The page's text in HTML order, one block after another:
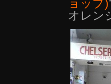
ョップ)
オレン